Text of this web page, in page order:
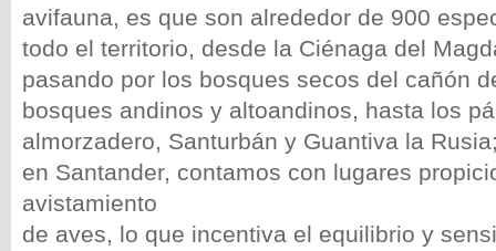
avifauna, es que son alrededor de 900
todo el territorio, desde la Ciénaga del
pasando por los bosques secos del cañón
bosques andinos y altoandinos, hasta los
almorzadero, Santurbán y Guantiva la
en Santander, contamos con lugares
avistamiento
de aves, lo que incentiva el equilibrio y